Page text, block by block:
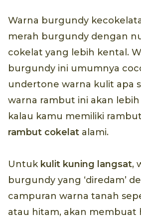
Warna burgundy
merah burgundy dengan
cokelat yang lebih kental.
burgundy ini umumnya
undertone warna kulit apa
warna rambut ini akan
kalau kamu memiliki
rambut cokelat alami.
Untuk kulit kuning langsat,
burgundy yang ‘diredam’
campuran warna tanah
atau hitam, akan membuat